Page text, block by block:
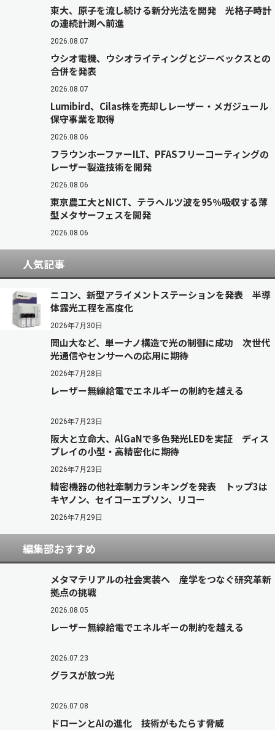
東大、原子を流し続ける新分光法を開発 光格子時計
の連続計測へ前進
2026.08.07
ウシオ電機、ウシオライティングとジーベックスとの
合併を発表
2026.08.07
Lumibird、Cilas株を売却しレーザー・メガジュール
保守事業を取得
2026.08.06
フラウンホーファーILT、PFASフリーコーティングの
レーザー製造技術を開発
2026.08.06
東京農工大とNICT、テラヘルツ波を95％吸収する薄
型メタサーフェスを開発
2026.08.06
人気記事
ニコン、新型アライメントステーションを発表 半導
体露光工程を高度化
2026年7月30日
岡山大など、単一ナノ構造で光の制御に成功 次世代
光通信やセンサーへの応用に期待
2026年7月28日
レーザー無線給電でエネルギーの制約を越える
2026年7月23日
阪大と立命大、AlGaNで多色発光LEDを実証 ディス
プレイの小型・高精密化に期待
2026年7月23日
精密機器の他社牽制力ランキングを発表 トップ3は
キヤノン、セイコーエプソン、リコー
2026年7月29日
編集部おすすめ
メタマテリアルの社会実装へ 産学をつなぐ研究革新
拠点の挑戦
2026.08.05
レーザー無線給電でエネルギーの制約を越える
2026.07.23
グラスが放つ光
2026.07.08
ドローンとAIの進化 技術がもたらす脅威